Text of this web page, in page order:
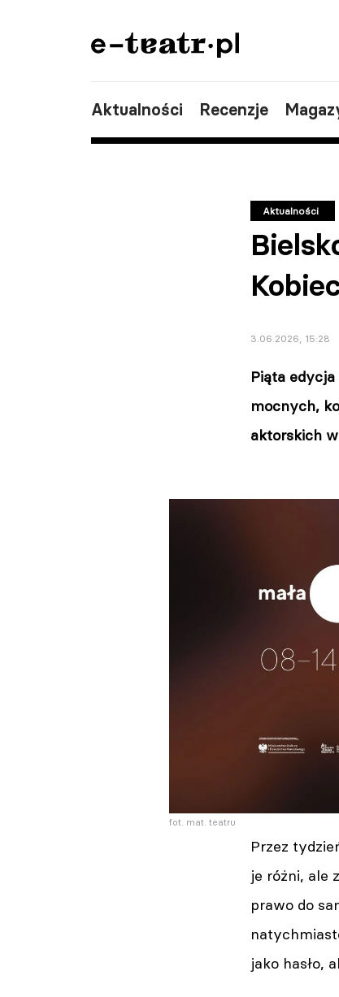
Aktualności Recenzje
Aktualności
3.06.2026, 15:28
Piąta edycja
mocnych,
aktorskich
fot. mat. teatru
Przez
je różni, ale
prawo do
jako hasło,